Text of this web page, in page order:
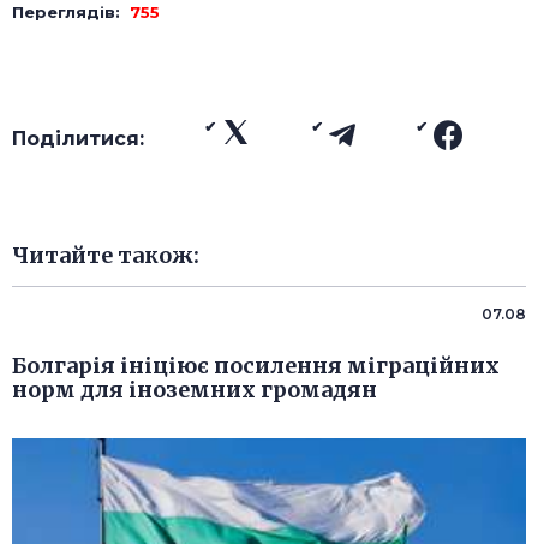
Переглядів: 755
Поділитися:
Читайте також:
07.08
Болгарія ініціює посилення міграційних
норм для іноземних громадян